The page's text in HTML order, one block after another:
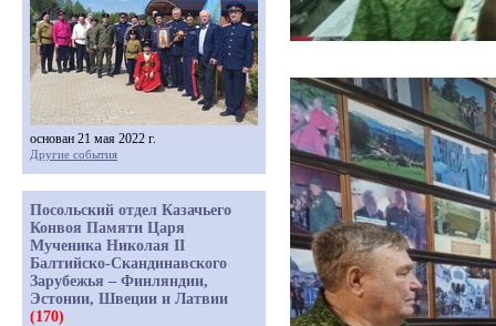
основан 21 мая 2022 г.
Другие события
Посольский отдел Казачьего
Конвоя Памяти Царя
Мученика Николая II
Балтийско-Скандинавского
Зарубежья – Финляндии,
Эстонии, Швеции и Латвии
(170)